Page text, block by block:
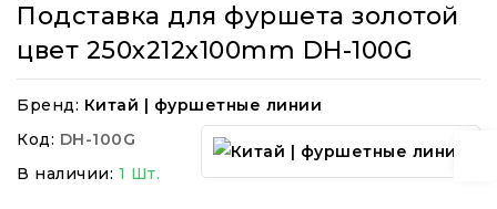
Подставка для фуршета золотой
цвет 250x212x100mm DH-100G
Бренд: Китай | фуршетные линии
Код: DH-100G
В наличии: 1 Шт.